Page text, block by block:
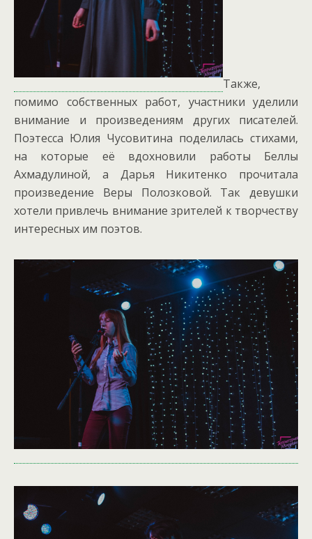
Также,
помимо собственных работ, участники уделили
внимание и произведениям других писателей.
Поэтесса Юлия Чусовитина поделилась стихами,
на которые её вдохновили работы Беллы
Ахмадулиной, а Дарья Никитенко прочитала
произведение Веры Полозковой. Так девушки
хотели привлечь внимание зрителей к творчеству
интересных им поэтов.